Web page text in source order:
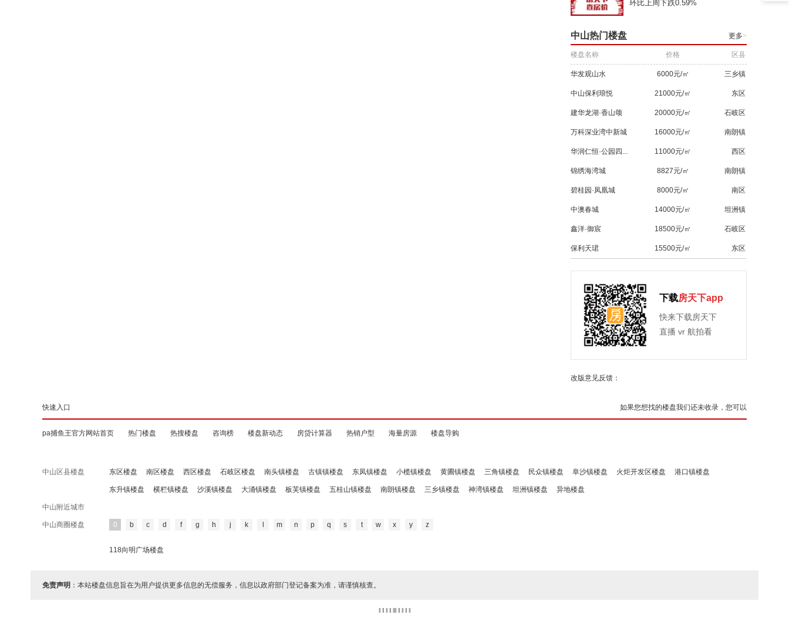
环比上周下跌0.59%
中山热门楼盘 更多>
楼盘名称 价格 区县
华发观山水 6000元/㎡ 三乡镇
中山保利琅悦 21000元/㎡ 东区
建华龙湖·香山颂 20000元/㎡ 石岐区
万科深业湾中新城 16000元/㎡ 南朗镇
华润仁恒·公园四... 11000元/㎡ 西区
锦绣海湾城 8827元/㎡ 南朗镇
碧桂园·凤凰城 8000元/㎡ 南区
中澳春城 14000元/㎡ 坦洲镇
鑫洋·御宸 18500元/㎡ 石岐区
保利天珺 15500元/㎡ 东区
下载房天下app
快来下载房天下
直播 vr 航拍看
改版意见反馈：
如果您想找的楼盘我们还未收录，您可以
快速入口
pa捕鱼王官方网站首页 热门楼盘 热搜楼盘 咨询榜 楼盘新动态 房贷计算器 热销户型 海量房源 楼盘导购
中山区县楼盘 东区楼盘 南区楼盘 西区楼盘 石岐区楼盘 南头镇楼盘 古镇镇楼盘 东凤镇楼盘 小榄镇楼盘 黄圃镇楼盘 三角镇楼盘 民众镇楼盘 阜沙镇楼盘 火炬开发区楼盘 港口镇楼盘
东升镇楼盘 横栏镇楼盘 沙溪镇楼盘 大涌镇楼盘 板芙镇楼盘 五桂山镇楼盘 南朗镇楼盘 三乡镇楼盘 神湾镇楼盘 坦洲镇楼盘 异地楼盘
中山附近城市
中山商圈楼盘 0 b c d f g h j k m n p q s t w x y z
118向明广场楼盘
免责声明 ：本站楼盘信息旨在为用户提供更多信息的无偿服务，信息以政府部门登记备案为准，请谨慎核查。
‖ ‖ ‖ ‖ ‖‖ ‖ ‖ ‖ ‖